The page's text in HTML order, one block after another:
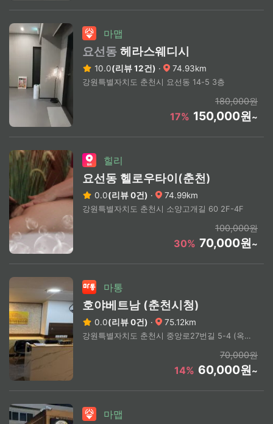
마맵
요선동 헤라스웨디시
10.0(리뷰 12건) · 74.93km
강원특별자치도 춘천시 요선동 14-5 3층
180,000원
17% 150,000원~
힐리
요선동 헬로우타이(춘천)
0.0(리뷰 0건) · 74.99km
강원특별자치도 춘천시 소양고개길 60 2F-4F
100,000원
30% 70,000원~
마통
호야베트남 (춘천시청)
0.0(리뷰 0건) · 75.12km
강원특별자치도 춘천시 중앙로27번길 5-4 (옥천동)
70,000원
14% 60,000원~
마맵